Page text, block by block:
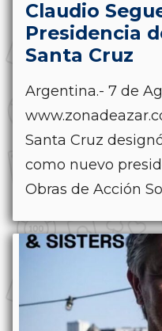
Claudio
Presidencia
Santa Cruz
Argentina.- 7 de
Santa Cruz
como nuevo
Obras de Acción